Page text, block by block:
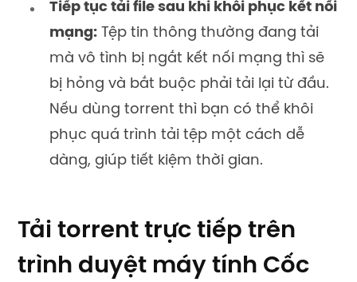
Tiếp tục tải file sau khi khôi phục kết nối
mạng: Tệp tin thông thường đang tải
mà vô tình bị ngắt kết nối mạng thì sẽ
bị hỏng và bắt buộc phải tải lại từ đầu.
Nếu dùng torrent thì bạn có thể khôi
phục quá trình tải tệp một cách dễ
dàng, giúp tiết kiệm thời gian.
Tải torrent trực tiếp trên
trình duyệt máy tính Cốc